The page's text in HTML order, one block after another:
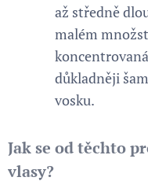
až středně
malém
důkladněji
vosku.
Jak se od těchto
vlasy?